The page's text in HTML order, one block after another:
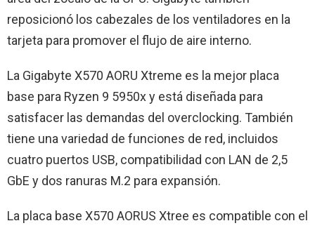
reposicionó los cabezales de los ventiladores en la
tarjeta para promover el flujo de aire interno.
La Gigabyte X570 AORU Xtreme es la mejor placa
base para Ryzen 9 5950x y está diseñada para
satisfacer las demandas del overclocking. También
tiene una variedad de funciones de red, incluidos
cuatro puertos USB, compatibilidad con LAN de 2,5
GbE y dos ranuras M.2 para expansión.
La placa base X570 AORUS Xtree es compatible con el